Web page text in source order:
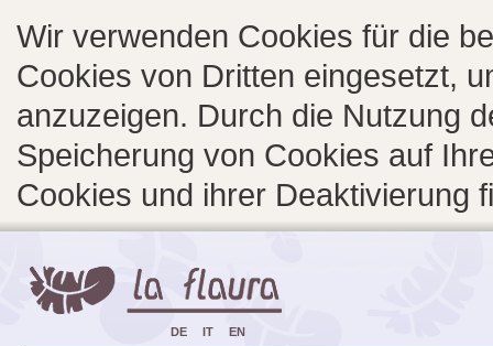
Wir verwenden Cookies für die
Cookies von Dritten eingesetzt,
anzuzeigen. Durch die Nutzung
Speicherung von Cookies auf
Cookies und ihrer Deaktivierung
DE IT EN